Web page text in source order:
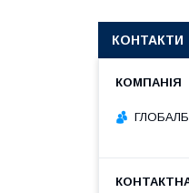
КОНТАКТИ